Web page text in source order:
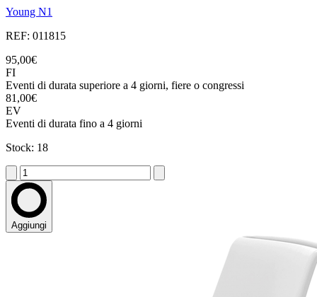
Young N1
REF: 011815
95,00€
FI
Eventi di durata superiore a 4 giorni, fiere o congressi
81,00€
EV
Eventi di durata fino a 4 giorni
Stock: 18
Aggiungi